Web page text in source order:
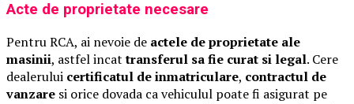
Acte de proprietate necesare
Pentru RCA, ai nevoie de actele de proprietate ale
masinii, astfel incattransferul sa fie curat si legal. Cere
dealerului certificatul de inmatriculare, contractul de
vanzare si orice dovada ca vehiculul poate fi asigurat pe